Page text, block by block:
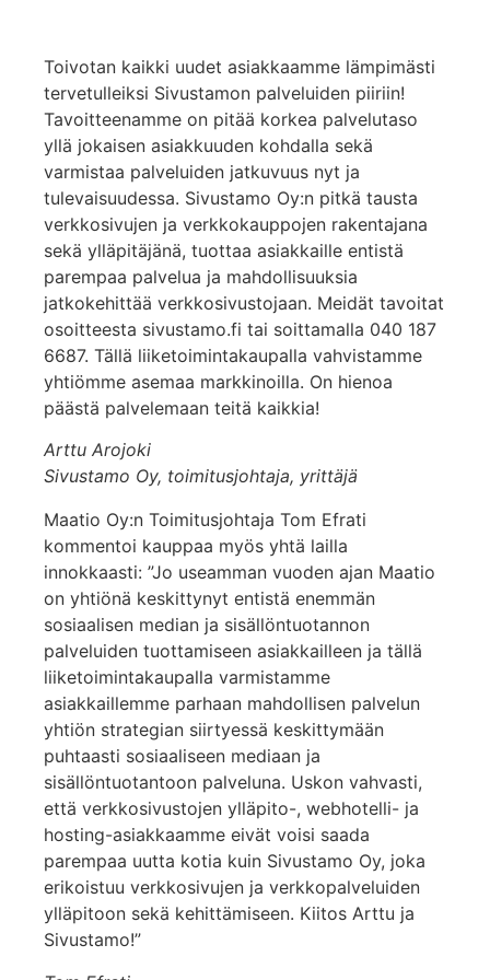
Toivotan kaikki uudet asiakkaamme lämpimästi
tervetulleiksi Sivustamon palveluiden piiriin!
Tavoitteenamme on pitää korkea palvelutaso
yllä jokaisen asiakkuuden kohdalla sekä
varmistaa palveluiden jatkuvuus nyt ja
tulevaisuudessa. Sivustamo Oy:n pitkä tausta
verkkosivujen ja verkkokauppojen rakentajana
sekä ylläpitäjänä, tuottaa asiakkaille entistä
parempaa palvelua ja mahdollisuuksia
jatkokehittää verkkosivustojaan. Meidät tavoitat
osoitteesta sivustamo.fi tai soittamalla 040 187
6687. Tällä liiketoimintakaupalla vahvistamme
yhtiömme asemaa markkinoilla. On hienoa
päästä palvelemaan teitä kaikkia!
Arttu Arojoki
Sivustamo Oy, toimitusjohtaja, yrittäjä
Maatio Oy:n Toimitusjohtaja Tom Efrati
kommentoi kauppaa myös yhtä lailla
innokkaasti: ”Jo useamman vuoden ajan Maatio
on yhtiönä keskittynyt entistä enemmän
sosiaalisen median ja sisällöntuotannon
palveluiden tuottamiseen asiakkailleen ja tällä
liiketoimintakaupalla varmistamme
asiakkaillemme parhaan mahdollisen palvelun
yhtiön strategian siirtyessä keskittymään
puhtaasti sosiaaliseen mediaan ja
sisällöntuotantoon palveluna. Uskon vahvasti,
että verkkosivustojen ylläpito-, webhotelli- ja
hosting-asiakkaamme eivät voisi saada
parempaa uutta kotia kuin Sivustamo Oy, joka
erikoistuu verkkosivujen ja verkkopalveluiden
ylläpitoon sekä kehittämiseen. Kiitos Arttu ja
Sivustamo!”